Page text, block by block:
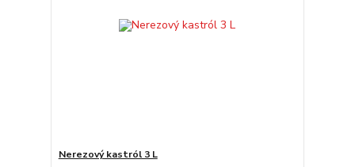
Nerezový kastról 3 L